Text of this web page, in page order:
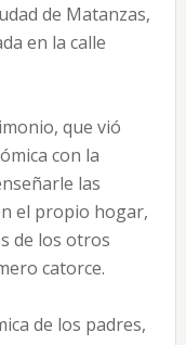
de Matanzas,
en la calle
que vió
con la
las
el propio hogar,
de los otros
catorce.
de los padres,